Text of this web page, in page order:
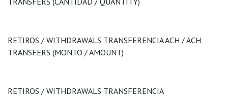
RETIROS / WITHDRAWALS TRANSFERENCIA ACH / ACH
TRANSFERS (MONTO / AMOUNT)
RETIROS / WITHDRAWALS TRANSFERENCIA